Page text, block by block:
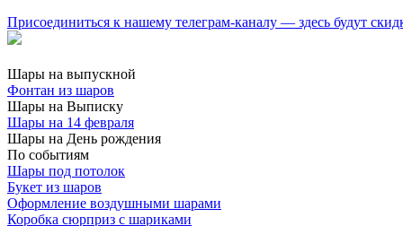
Присоединиться к нашему телеграм-каналу — здесь будут
Шары на выпускной
Фонтан из шаров
Шары на Выписку
Шары на 14 февраля
Шары на День рождения
По событиям
Шары под потолок
Букет из шаров
Оформление воздушными шарами
Коробка сюрприз с шариками